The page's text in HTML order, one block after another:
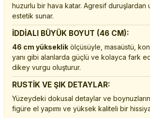
huzurlu bir hava katar. Agresif duruşlardan
estetik sunar.
İDDİALI BÜYÜK BOYUT (46 CM):
46 cm yükseklik ölçüsüyle, masaüstü,
yanı gibi alanlarda güçlü ve kolayca fark
dikey vurgu oluşturur.
RUSTİK VE ŞIK DETAYLAR:
Yüzeydeki dokusal detaylar ve
figüre el yapımı ve yüksek kaliteli bir